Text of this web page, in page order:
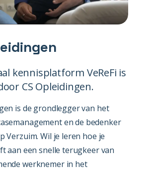
kennisplatform VeReFi is
CS Opleidingen.
is de grondlegger van het
en de bedenker
Verzuim. Wil je leren hoe je
aan een snelle terugkeer van
werknemer in het